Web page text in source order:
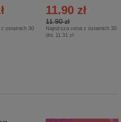
ostatnich 30
11.90 zł
11.90 zł
Najniższa cena z ostatnich 30
dni: 11.31 zł